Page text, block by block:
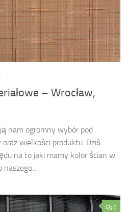
– Wrocław,
nam ogromny wybór pod
wielkości produktu. Dziś
na to jaki mamy kolor ścian w
naszego...
0